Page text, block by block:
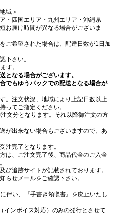
域＞
・四国エリア・九州エリア・沖縄県
お届け時間が異なる場合がございま
ご希望された場合は、配達日数が1日加
下さい。
す。
となる場合がございます。
でもゆうパックでの配送となる場合が
。注文状況、地域により上記日数以上
ってご指定ください。
文分となります。それ以降御注文の方
が出来ない場合もございますので、あ
注完了となります。
は、ご注文完了後、商品代金のご入金
追跡サイトが記載されております。
らせメールをご確認下さい。
伴い、『手書き領収書』を廃止いたし
インボイス対応）のみの発行とさせて